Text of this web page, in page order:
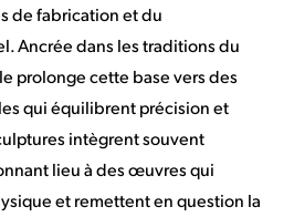
de fabrication et du
Ancrée dans les traditions du
prolonge cette base vers des
qui équilibrent précision et
intègrent souvent
lieu à des œuvres qui
et remettent en question la